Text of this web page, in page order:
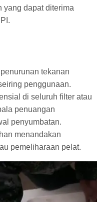
yang dapat diterima
tekanan
penggunaan.
di seluruh filter atau
penuangan
penyumbatan.
menandakan
pemeliharaan pelat.